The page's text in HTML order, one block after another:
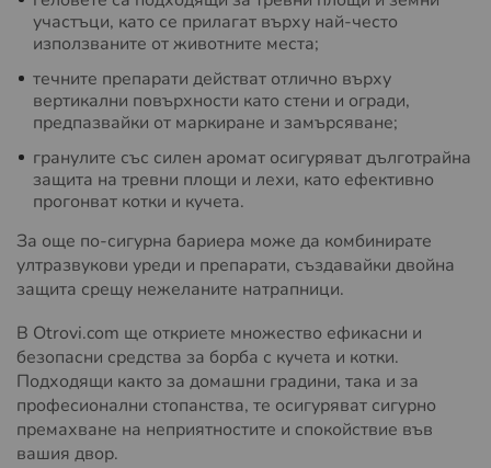
участъци, като се прилагат върху най-често
използваните от животните места;
течните препарати действат отлично върху
вертикални повърхности като стени и огради,
предпазвайки от маркиране и замърсяване;
гранулите със силен аромат осигуряват дълготрайна
защита на тревни площи и лехи, като ефективно
прогонват котки и кучета.
За още по-сигурна бариера може да комбинирате
ултразвукови уреди и препарати, създавайки двойна
защита срещу нежеланите натрапници.
В Otrovi.com ще откриете множество ефикасни и
безопасни средства за борба с кучета и котки.
Подходящи както за домашни градини, така и за
професионални стопанства, те осигуряват сигурно
премахване на неприятностите и спокойствие във
вашия двор.